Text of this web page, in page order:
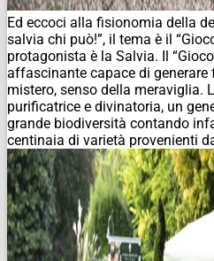
Ed eccoci alla fisionomia della
salvia chi può!”, il tema è il
protagonista è la Salvia. Il
affascinante capace di generare
mistero, senso della meraviglia.
purificatrice e divinatoria, un
grande biodiversità contando
centinaia di varietà provenienti